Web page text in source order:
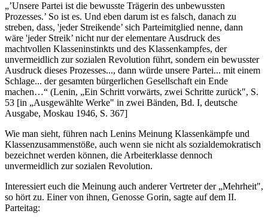
„’Unsere Partei ist die bewusste Trägerin des unbewussten
Prozesses.’ So ist es. Und eben darum ist es falsch, danach zu
streben, dass, 'jeder Streikende’ sich Parteimitglied nenne, dann
wäre 'jeder Streik’ nicht nur der elementare Ausdruck des
machtvollen Klasseninstinkts und des Klassenkampfes, der
unvermeidlich zur sozialen Revolution führt, sondern ein bewusster
Ausdruck dieses Prozesses..., dann würde unsere Partei... mit einem
Schlage... der gesamten bürgerlichen Gesellschaft ein Ende
machen…“ (Lenin, „Ein Schritt vorwärts, zwei Schritte zurück", S.
53 [in „Ausgewählte Werke" in zwei Bänden, Bd. I, deutsche
Ausgabe, Moskau 1946, S. 367]
Wie man sieht, führen nach Lenins Meinung Klassenkämpfe und
Klassenzusammenstöße, auch wenn sie nicht als sozialdemokratisch
bezeichnet werden können, die Arbeiterklasse dennoch
unvermeidlich zur sozialen Revolution.
Interessiert euch die Meinung auch anderer Vertreter der „Mehrheit",
so hört zu. Einer von ihnen, Genosse Gorin, sagte auf dem II.
Parteitag: